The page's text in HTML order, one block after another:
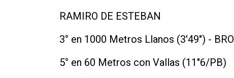
RAMIRO DE ESTEBAN
3° en 1000 Metros Llanos (3'49") -
5° en 60 Metros con Vallas (11"6/PB)